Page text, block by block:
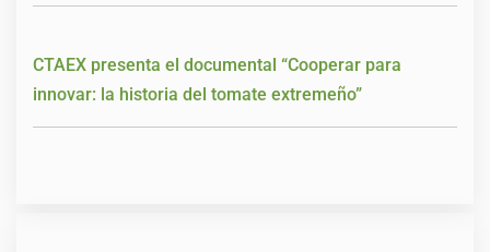
CTAEX presenta el documental “Cooperar para
innovar: la historia del tomate extremeño”